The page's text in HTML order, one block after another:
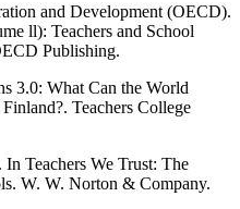
and Development (OECD).
ll): Teachers and School
Publishing.
3.0: What Can the World
Teachers College
Teachers We Trust: The
W. W. Norton & Company.